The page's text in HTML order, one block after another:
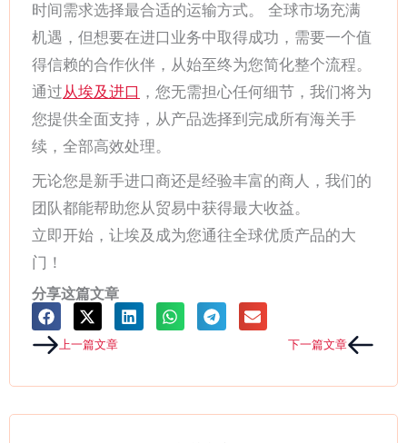
时间需求选择最合适的运输方式。 全球市场充满
机遇，但想要在进口业务中取得成功，需要一个值
得信赖的合作伙伴，从始至终为您简化整个流程。
通过从埃及进口 ，您无需担心任何细节，我们将为
您提供全面支持，从产品选择到完成所有海关手
续，全部高效处理。
无论您是新手进口商还是经验丰富的商人，我们的
团队都能帮助您从贸易中获得最大收益。
立即开始，让埃及成为您通往全球优质产品的大
门！
分享这篇文章
Prev上一篇文章 下一篇文章Next